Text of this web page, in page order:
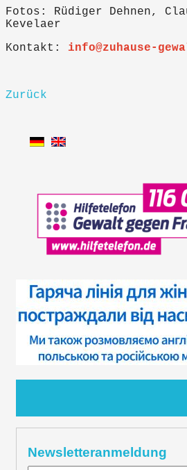
Fotos: Rüdiger Dehnen,
Kevelaer
Kontakt: info@zuhause-
Zurück
Newsletteranmeldung